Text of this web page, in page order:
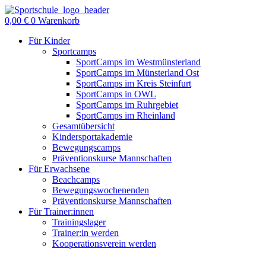
Zum
Inhalt
0,00 € 0 Warenkorb
Für Kinder
Sportcamps
SportCamps im Westmünsterland
SportCamps im Münsterland Ost
SportCamps im Kreis Steinfurt
SportCamps in OWL
SportCamps im Ruhrgebiet
SportCamps im Rheinland
Gesamtübersicht
Kindersportakademie
Bewegungscamps
Präventionskurse Mannschaften
Für Erwachsene
Beachcamps
Bewegungswochenenden
Präventionskurse Mannschaften
Für Trainer:innen
Trainingslager
Trainer:in werden
Kooperationsverein werden